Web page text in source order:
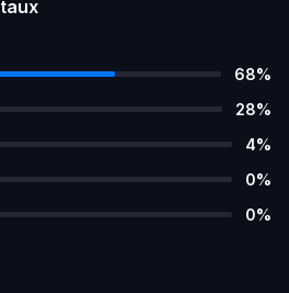
taux
68%
28%
4%
0%
0%